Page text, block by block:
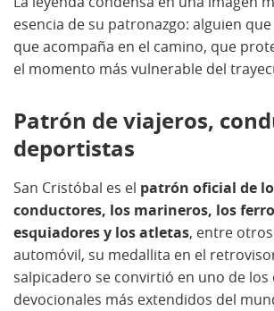
esencia de su patronazgo: alguien
que acompaña en el camino, que
el momento más vulnerable del
Patrón de viajeros,
deportistas
San Cristóbal es el patrón oficial de
conductores, los marineros, los
esquiadores y los atletas, entre
automóvil, su medallita en el
salpicadero se convirtió en uno de los
devocionales más extendidos del